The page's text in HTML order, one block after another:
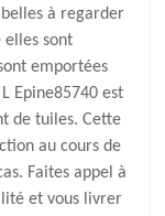
à regarder
elles sont
emportées
Epine85740 est
de tuiles. Cette
au cours de
Faites appel à
et vous livrer